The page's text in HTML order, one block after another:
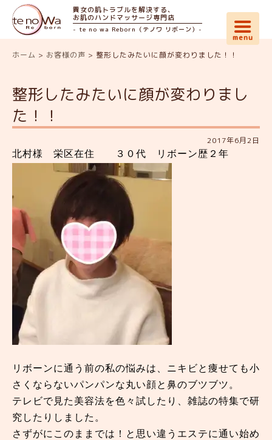
貴女の肌トラブルを解決する、
お肌のハンドマッサージ専門店
- te no wa Reborn（テノワ リボーン）-
ホーム > お客様の声 > 整形したみたいに顔が変わりました！！
整形したみたいに顔が変わりまし
た！！
2017年6月2日
北村様 栄区在住 ３０代 リボーン歴２年
リボーンに通う前の私の悩みは、ニキビと痩せても小
さくならないパンパンな丸い顔と鼻のブツブツ。
テレビで見た美容法を色々試したり、雑誌の特集で研
究したりしました。
さずがにこのままでは！と思い違うエステに通い始め